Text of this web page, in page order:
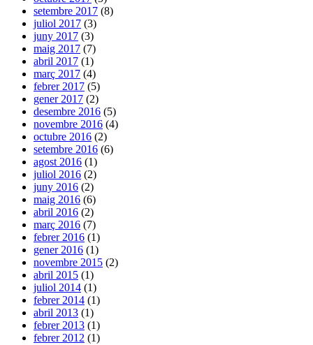
setembre 2017 (8)
juliol 2017 (3)
juny 2017 (3)
maig 2017 (7)
abril 2017 (1)
març 2017 (4)
febrer 2017 (5)
gener 2017 (2)
desembre 2016 (5)
novembre 2016 (4)
octubre 2016 (2)
setembre 2016 (6)
agost 2016 (1)
juliol 2016 (2)
juny 2016 (2)
maig 2016 (6)
abril 2016 (2)
març 2016 (7)
febrer 2016 (1)
gener 2016 (1)
novembre 2015 (2)
abril 2015 (1)
juliol 2014 (1)
febrer 2014 (1)
abril 2013 (1)
febrer 2013 (1)
febrer 2012 (1)